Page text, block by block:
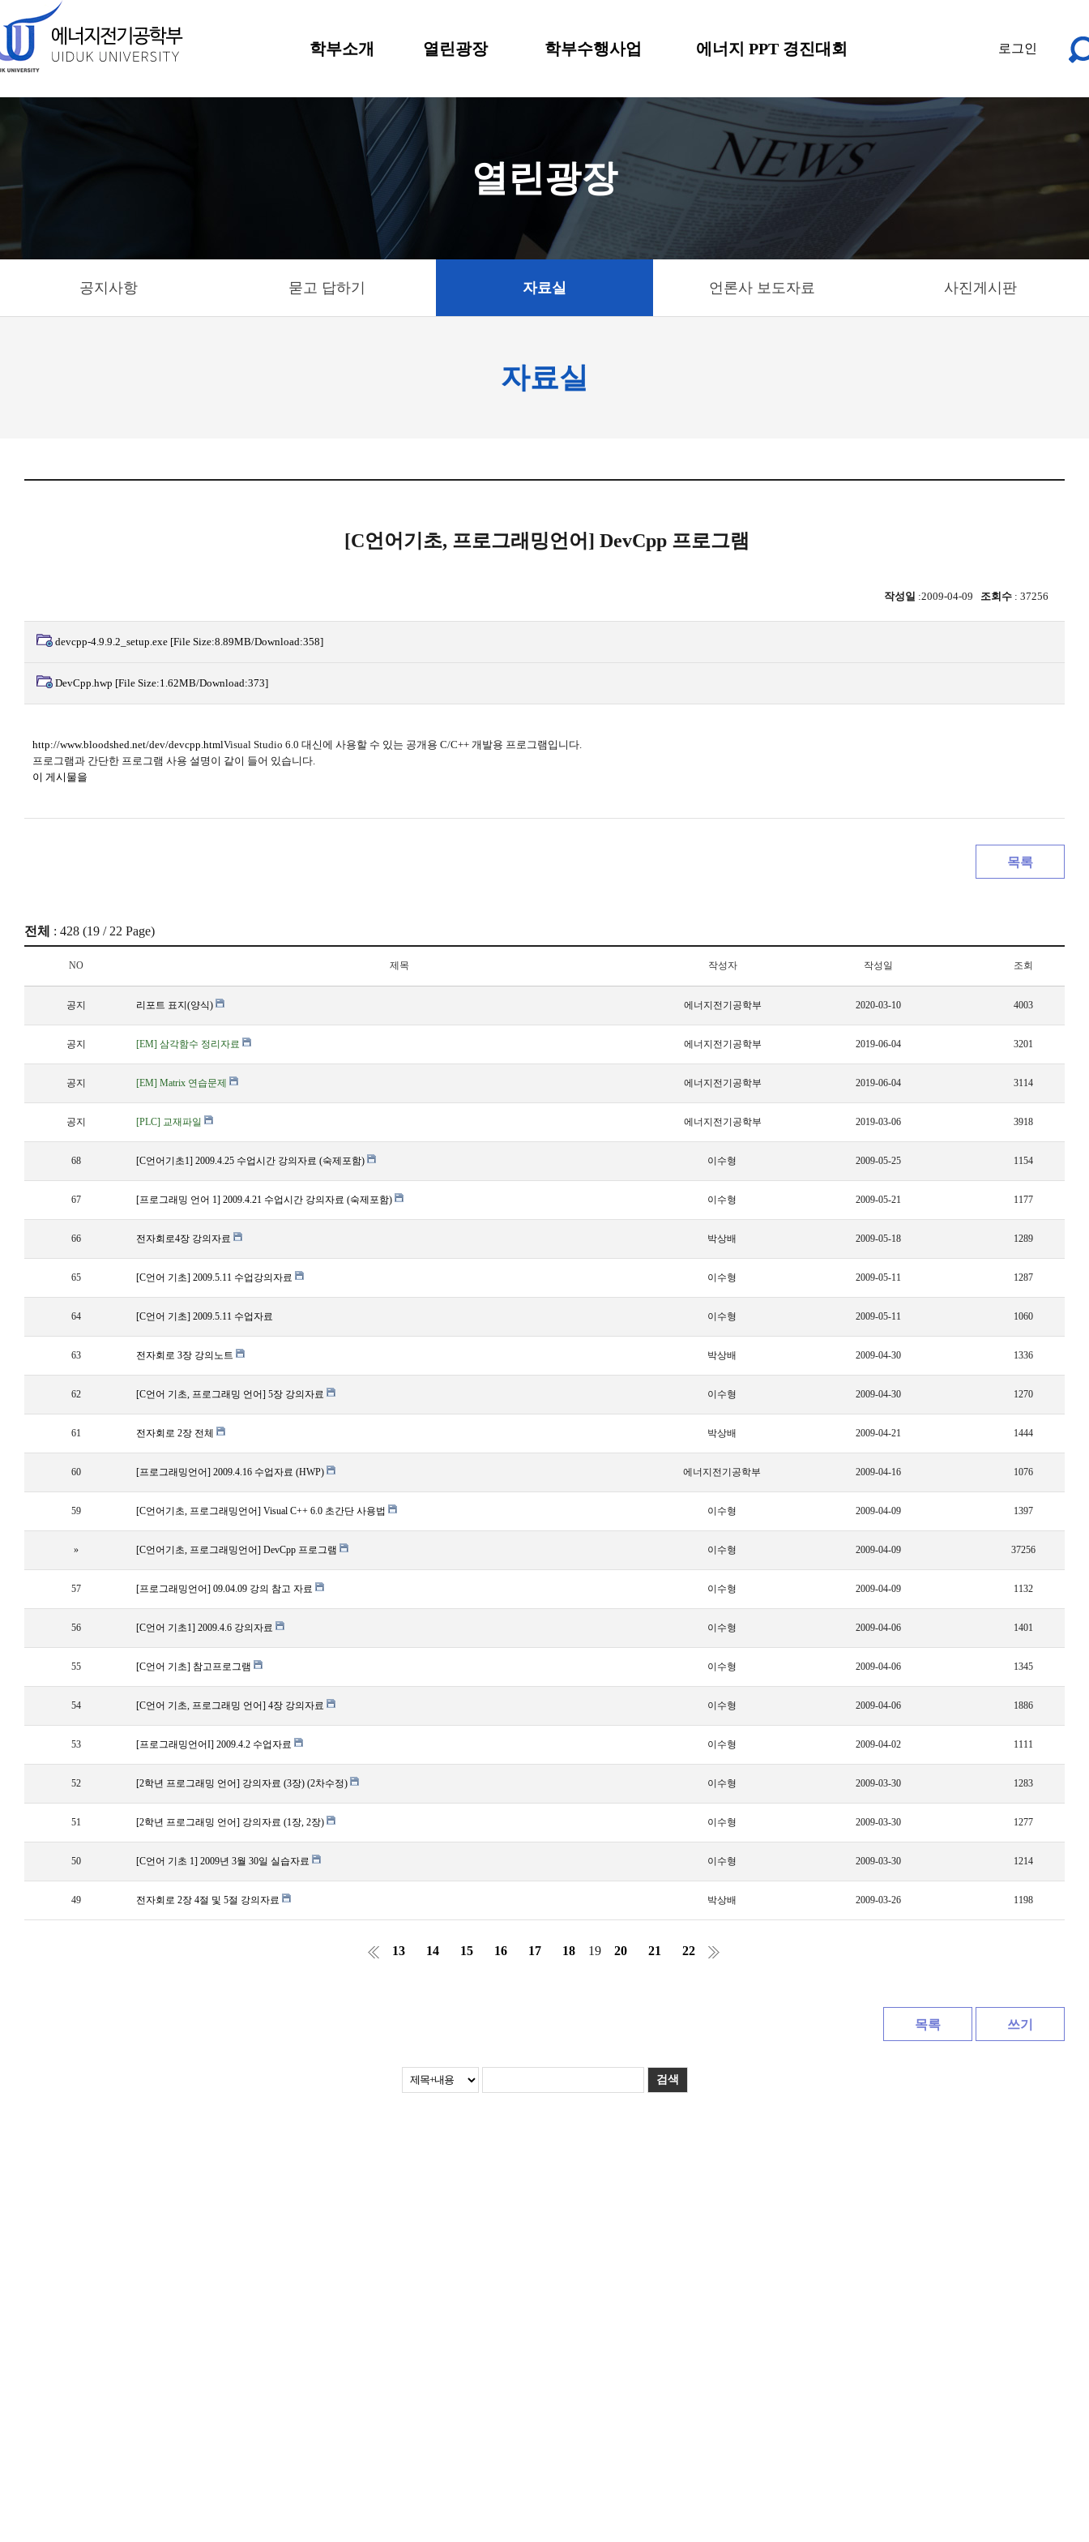
학부소개 열린광장 학부수행사업 에너지 PPT 경진대회 로그인
열린광장
공지사항 묻고 답하기 자료실 언론사 보도자료 사진게시판
자료실
[C언어기초, 프로그래밍언어] DevCpp 프로그램
작성일 :2009-04-09 조회수 : 37256
devcpp-4.9.9.2_setup.exe [File Size:8.89MB/Download:358]
DevCpp.hwp [File Size:1.62MB/Download:373]
http://www.bloodshed.net/dev/devcpp.htmlVisual Studio 6.0 대신에 사용할 수 있는 공개용 C/C++ 개발용 프로그램입니다.
프로그램과 간단한 프로그램 사용 설명이 같이 들어 있습니다.
이 게시물을
목록
전체 : 428 (19 / 22 Page)
NO 제목 작성자 작성일 조회
공지 리포트 표지(양식) 에너지전기공학부 2020-03-10 4003
공지 [EM] 삼각함수 정리자료 에너지전기공학부 2019-06-04 3201
공지 [EM] Matrix 연습문제 에너지전기공학부 2019-06-04 3114
공지 [PLC] 교재파일 에너지전기공학부 2019-03-06 3918
68 [C언어기초1] 2009.4.25 수업시간 강의자료 (숙제포함) 이수형 2009-05-25 1154
67 [프로그래밍 언어 1] 2009.4.21 수업시간 강의자료 (숙제포함) 이수형 2009-05-21 1177
66 전자회로4장 강의자료 박상배 2009-05-18 1289
65 [C언어 기초] 2009.5.11 수업강의자료 이수형 2009-05-11 1287
64 [C언어 기초] 2009.5.11 수업자료 이수형 2009-05-11 1060
63 전자회로 3장 강의노트 박상배 2009-04-30 1336
62 [C언어 기초, 프로그래밍 언어] 5장 강의자료 이수형 2009-04-30 1270
61 전자회로 2장 전체 박상배 2009-04-21 1444
60 [프로그래밍언어] 2009.4.16 수업자료 (HWP) 에너지전기공학부 2009-04-16 1076
59 [C언어기초, 프로그래밍언어] Visual C++ 6.0 초간단 사용법 이수형 2009-04-09 1397
» [C언어기초, 프로그래밍언어] DevCpp 프로그램 이수형 2009-04-09 37256
57 [프로그래밍언어] 09.04.09 강의 참고 자료 이수형 2009-04-09 1132
56 [C언어 기초1] 2009.4.6 강의자료 이수형 2009-04-06 1401
55 [C언어 기초] 참고프로그램 이수형 2009-04-06 1345
54 [C언어 기초, 프로그래밍 언어] 4장 강의자료 이수형 2009-04-06 1886
53 [프로그래밍언어I] 2009.4.2 수업자료 이수형 2009-04-02 1111
52 [2학년 프로그래밍 언어] 강의자료 (3장) (2차수정) 이수형 2009-03-30 1283
51 [2학년 프로그래밍 언어] 강의자료 (1장, 2장) 이수형 2009-03-30 1277
50 [C언어 기초 1] 2009년 3월 30일 실습자료 이수형 2009-03-30 1214
49 전자회로 2장 4절 및 5절 강의자료 박상배 2009-03-26 1198
13 14 15 16 17 18 19 20 21 22
목록 쓰기
검색